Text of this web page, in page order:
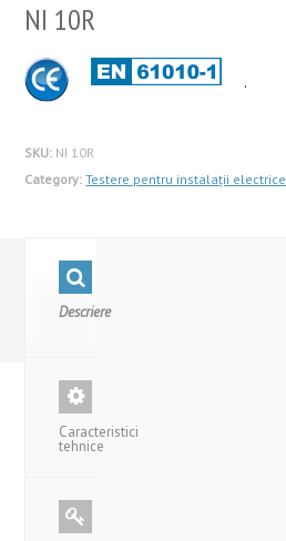
NI 10R
.
SKU: NI 10R
Category: Testere pentru instalații electrice
Descriere
Caracteristici
tehnice